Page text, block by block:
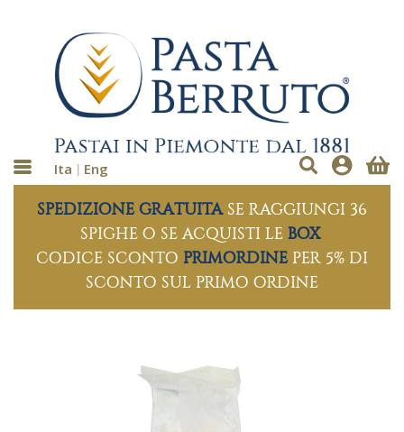
Ita Eng
SPEDIZIONE GRATUITA SE RAGGIUNGI 36
SPIGHE O SE ACQUISTI LE BOX
CODICE SCONTO PRIMORDINE PER 5% DI
SCONTO SUL PRIMO ORDINE